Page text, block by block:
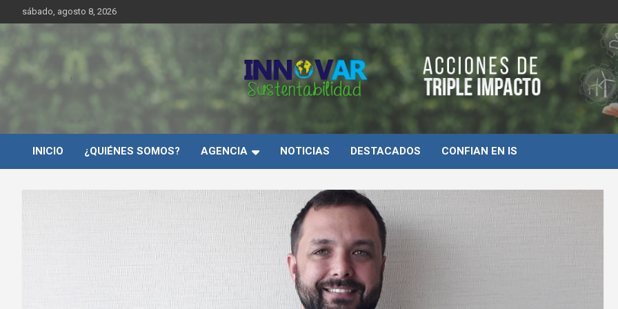
al
contenido
sábado, agosto 8, 2026
Innovar Sustentabilidad
INICIO ¿QUIÉNES SOMOS? AGENCIA NOTICIAS DESTACADOS CONFIAN EN IS